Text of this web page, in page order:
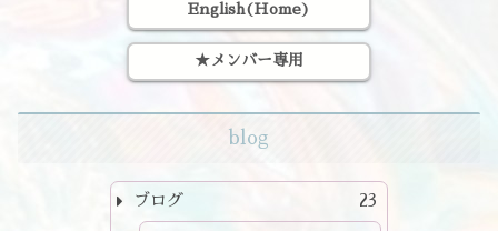
English(Home)
★メンバー専用
blog
ブログ 23